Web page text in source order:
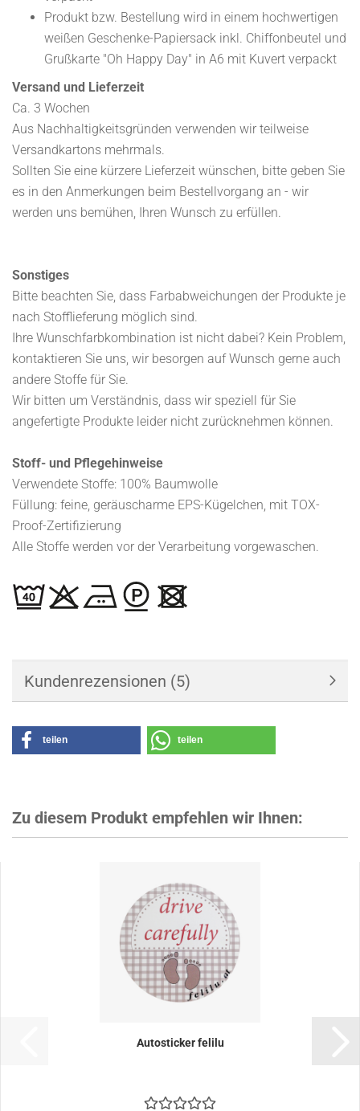
Produkt bzw. Bestellung wird in einem hochwertigen
weißen Geschenke-Papiersack inkl. Chiffonbeutel und
Grußkarte "Oh Happy Day" in A6 mit Kuvert verpackt
Versand und Lieferzeit
Ca. 3 Wochen
Aus Nachhaltigkeitsgründen verwenden wir teilweise
Versandkartons mehrmals.
Sollten Sie eine kürzere Lieferzeit wünschen, bitte geben Sie
es in den Anmerkungen beim Bestellvorgang an - wir
werden uns bemühen, Ihren Wunsch zu erfüllen.
Sonstiges
Bitte beachten Sie, dass Farbabweichungen der Produkte je
nach Stofflieferung möglich sind.
Ihre Wunschfarbkombination ist nicht dabei? Kein Problem,
kontaktieren Sie uns, wir besorgen auf Wunsch gerne auch
andere Stoffe für Sie.
Wir bitten um Verständnis, dass wir speziell für Sie
angefertigte Produkte leider nicht zurücknehmen können.
Stoff- und Pflegehinweise
Verwendete Stoffe: 100% Baumwolle
Füllung: feine, geräuscharme EPS-Kügelchen, mit TOX-
Proof-Zertifizierung
Alle Stoffe werden vor der Verarbeitung vorgewaschen.
Kundenrezensionen (5)
teilen teilen
Zu diesem Produkt empfehlen wir Ihnen:
Autosticker felilu